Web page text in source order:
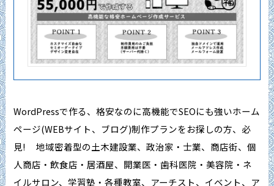
WordPressで作る、格安なのに高機能でSEOにも強いホーム
ページ(WEBサイト、ブログ)制作プランをお探しの方、必
見! 地域密着型の土木建設業、政治家・士業、商店街、個
人商店・飲食店・居酒屋、開業医・歯科医院・美容院・ネ
イルサロン、学習塾・各種教室、アーチスト、イベント、ア